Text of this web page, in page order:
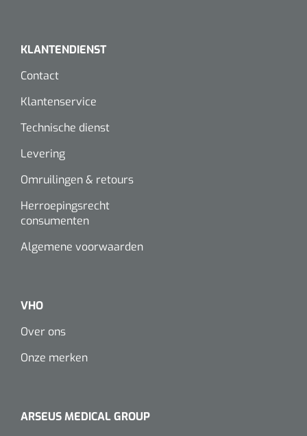
KLANTENDIENST
Contact
Klantenservice
Technische dienst
Levering
Omruilingen & retours
Herroepingsrecht
consumenten
Algemene voorwaarden
VHO
Over ons
Onze merken
ARSEUS MEDICAL GROUP